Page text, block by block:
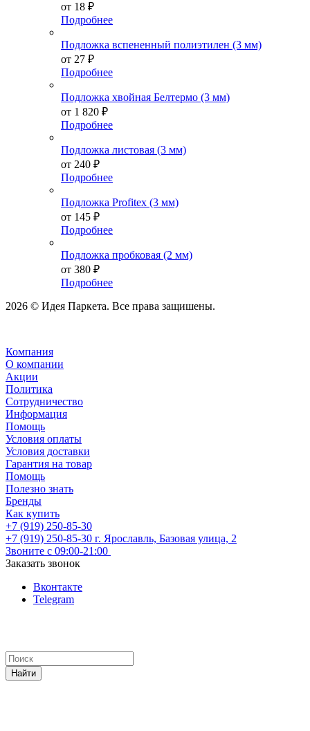
от 18 ₽
Подробнее
Подложка вспененный полиэтилен (3 мм)
от 27 ₽
Подробнее
Подложка хвойная Белтермо (3 мм)
от 1 820 ₽
Подробнее
Подложка листовая (3 мм)
от 240 ₽
Подробнее
Подложка Profitex (3 мм)
от 145 ₽
Подробнее
Подложка пробковая (2 мм)
от 380 ₽
Подробнее
2026 © Идея Паркета. Все права защишены.
Компания
О компании
Акции
Политика
Сотрудничество
Информация
Помощь
Условия оплаты
Условия доставки
Гарантия на товар
Помощь
Полезно знать
Бренды
Как купить
+7 (919) 250-85-30
+7 (919) 250-85-30 г. Ярославль, Базовая улица, 2
Звоните с 09:00-21:00
Заказать звонок
Вконтакте
Telegram
Найти